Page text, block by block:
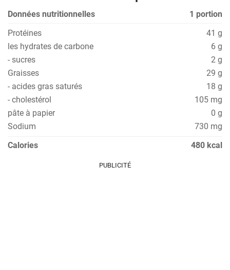
Données nutritionnelles
1 portion
Protéines
41 g
les hydrates de carbone
6 g
- sucres
2 g
Graisses
29 g
- acides gras saturés
18 g
- cholestérol
105 mg
pâte à papier
0 g
Sodium
730 mg
Calories
480 kcal
PUBLICITÉ